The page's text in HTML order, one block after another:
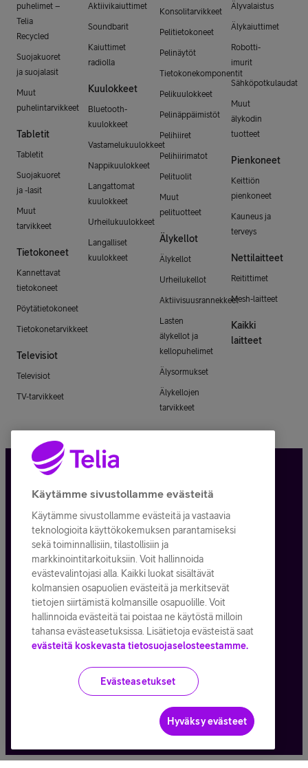
puhelimet –
Telia
Recycled
Suojakuoret
ja suojalasit
Muut
puhelintarvikkeet
Tabletit
Tabletit
Suojakuoret
ja -lasit
Muut
tarvikkeet
Tietokoneet
Kannettavat
tietokoneet
Pöytätietokoneet
Tietokonetarvikkeet
Televisiot
Televisiot
TV-tarvikkeet
Aktiivikaiuttimet
Soundbarit
Kaiuttimet
radiolla
Kuulokkeet
Bluetooth-
kuulokkeet
Vastamelukuulokkeet
Nappikuulokkeet
Langattomat
kuulokkeet
Urheilukuulokkeet
Langalliset
kuulokkeet
Konsolitarvikkeet
Pelitietokoneet
Pelinäytöt
Tietokonekomponentit
Pelikuulokkeet
Pelinäppäimistöt
Pelihiiret
Pelihiirimatot
Pelituolit
Muut
pelituotteet
Älykellot
Älykellot
Urheilukellot
Aktiivisuusrannekkeet
Lasten
älykellot ja
kellopuhelimet
Älysormukset
Älykellojen
tarvikkeet
Älyvalaistus
Älykaiuttimet
Robotti-
imurit
Sähköpotkulaudat
Muut
älykodin
tuotteet
Pienkoneet
Keittiön
pienkoneet
Kauneus ja
terveys
Nettilaitteet
Reitittimet
Mesh-laitteet
Kaikki
laitteet
Tietosuoja ja -turva
Tilauksen peruuttaminen
Käyttöehdot
Evästeiden käyttö
Toimitusehdot ja palvelukuvaukset
Kaikki hinnat ALV25,5%
© Telia Company2026
Käytämme sivustollamme evästeitä
Käytämme sivustollamme evästeitä ja vastaavia
teknologioita käyttökokemuksen parantamiseksi
sekä toiminnallisiin, tilastollisiin ja
markkinointitarkoituksiin. Voit hallinnoida
evästevalintojasi alla. Kaikki luokat sisältävät
kolmansien osapuolien evästeitä ja merkitsevät
tietojen siirtämistä kolmansille osapuolille. Voit
hallinnoida evästeitä tai poistaa ne käytöstä milloin
tahansa evästeasetuksissa. Lisätietoja evästeistä saat
evästeitä koskevasta tietosuojaselosteestamme.
Evästeasetukset
Hyväksy evästeet